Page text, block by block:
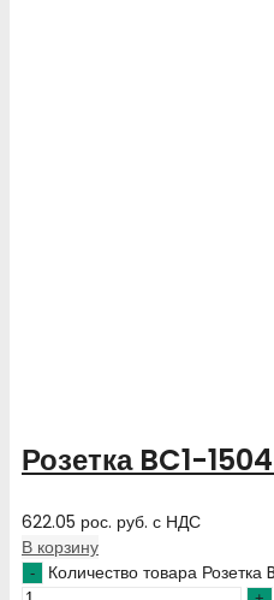
Розетка BC1-
622.05 рос. руб. с НДС
В корзину
Количество товара